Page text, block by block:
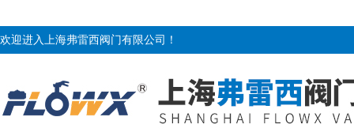
欢迎进入上海弗雷西阀门有限公司！